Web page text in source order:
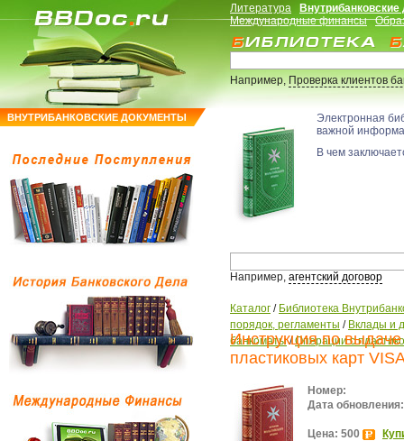
ВНУТРИБАНКОВСКИЕ ДОКУМЕНТЫ
Литература
Международные финансы
Например,Проверка клиентов
Электронная
важной
В чем
Например, агентский договор
Каталог / Библиотека
порядок, регламенты / Вклады и
банкоматы/Операции с
Инструкция по
пластиковых карт
Номер:
Дата обновления:
Цена: 500